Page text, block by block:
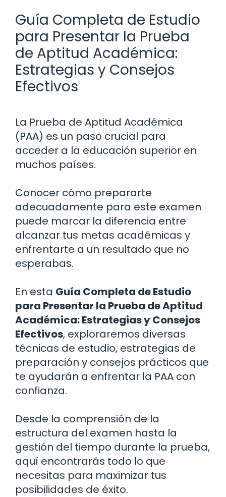
Guía Completa de Estudio
para Presentar la Prueba
de Aptitud Académica:
Estrategias y Consejos
Efectivos
La Prueba de Aptitud Académica
(PAA) es un paso crucial para
acceder a la educación superior en
muchos países.
Conocer cómo prepararte
adecuadamente para este examen
puede marcar la diferencia entre
alcanzar tus metas académicas y
enfrentarte a un resultado que no
esperabas.
En esta Guía Completa de Estudio
para Presentar la Prueba de Aptitud
Académica: Estrategias y Consejos
Efectivos, exploraremos diversas
técnicas de estudio, estrategias de
preparación y consejos prácticos que
te ayudarán a enfrentar la PAA con
confianza.
Desde la comprensión de la
estructura del examen hasta la
gestión del tiempo durante la prueba,
aquí encontrarás todo lo que
necesitas para maximizar tus
posibilidades de éxito.